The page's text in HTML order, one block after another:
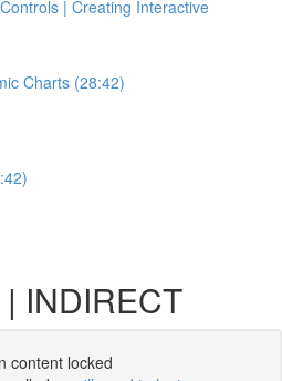
| Creating Interactive
Charts (28:42)
INDIRECT
content locked